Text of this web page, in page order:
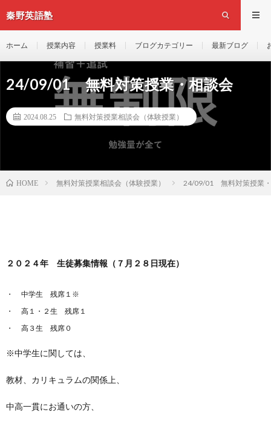
秦野英語塾
ホーム 授業内容 授業料 ブログカテゴリー 最新ブログ
24/09/01 無料対策授業・相談会
2024.08.25 無料対策授業相談会（体験授業）
HOME 無料対策授業相談会（体験授業） 24/09/01 無料対策授業
２０２４年 生徒募集情報（７月２８日現在）
中学生 残席１※
高１・２生 残席１
高３生 残席０
※中学生に関しては、
教材、カリキュラムの関係上、
中高一貫にお通いの方、